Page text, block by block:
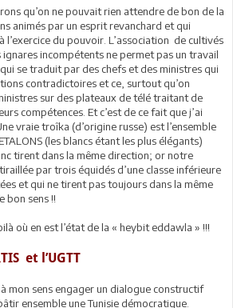
qu’on ne pouvait rien attendre de bon de la
animés par un esprit revanchard et qui
l’exercice du pouvoir. L’association de cultivés
ignares incompétents ne permet pas un travail
se traduit par des chefs et des ministres qui
contradictoires et ce, surtout qu’on
sur des plateaux de télé traitant de
compétences. Et c’est de ce fait que j’ai
vraie troîka (d’origine russe) est l’ensemble
(les blancs étant les plus élégants)
tirent dans la même direction; or notre
par trois équidés d’une classe inférieure
et qui ne tirent pas toujours dans la même
bon sens !!
où en est l’état de la « heybit eddawla » !!!
et l’UGTT
mon sens engager un dialogue constructif
ensemble une Tunisie démocratique.